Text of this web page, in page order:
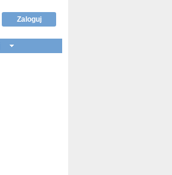
Zaloguj